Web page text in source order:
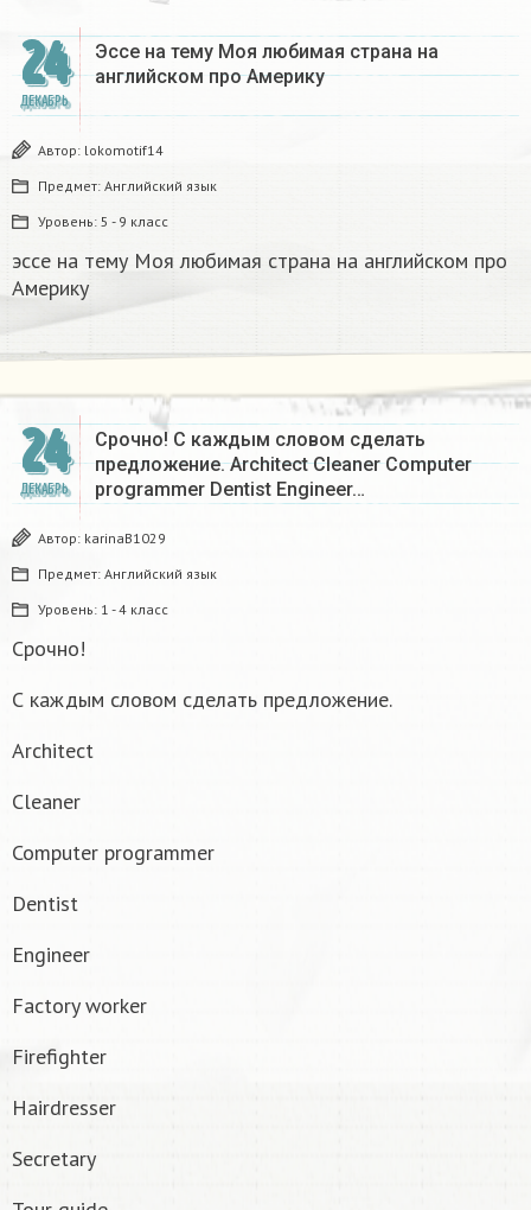
24
ДЕКАБРЬ
Эссе на тему Моя любимая страна на
английском про Америку​
Автор: lokomotif14
Предмет: Английский язык
Уровень: 5 - 9 класс
эссе на тему Моя любимая страна на английском про
Америку​
24
ДЕКАБРЬ
Срочно! С каждым словом сделать
предложение. Architect Cleaner Computer
programmer Dentist Engineer…
Автор: karinaB1029
Предмет: Английский язык
Уровень: 1 - 4 класс
Срочно!
С каждым словом сделать предложение.
Architect
Cleaner
Computer programmer
Dentist
Engineer
Factory worker
Firefighter
Hairdresser
Secretary